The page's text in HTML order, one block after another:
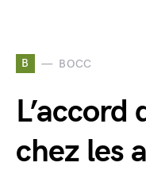
B BOCC
chez les